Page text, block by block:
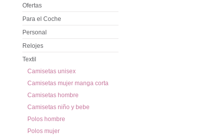
Ofertas
Para el Coche
Personal
Relojes
Textil
Camisetas unisex
Camisetas mujer manga corta
Camisetas hombre
Camisetas niño y bebe
Polos hombre
Polos mujer